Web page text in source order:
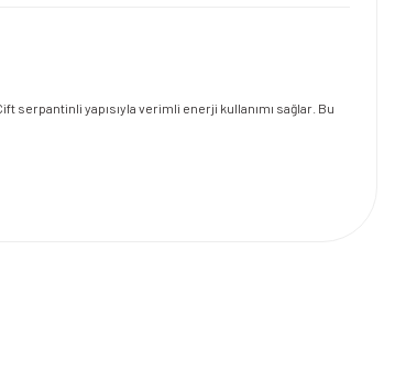
serpantinli yapısıyla verimli enerji kullanımı sağlar. Bu